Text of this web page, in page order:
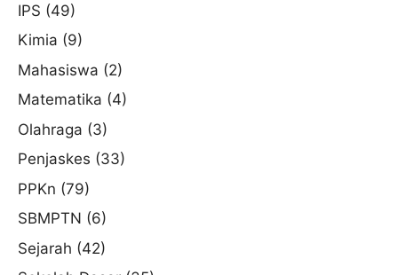
IPS (49)
Kimia (9)
Mahasiswa (2)
Matematika (4)
Olahraga (3)
Penjaskes (33)
PPKn (79)
SBMPTN (6)
Sejarah (42)